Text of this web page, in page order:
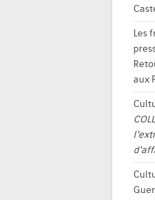
Les
aux